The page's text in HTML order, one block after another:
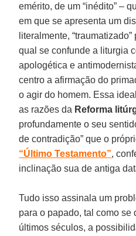
emérito, de um “inédito” –
em que se apresenta um
literalmente,
qual se confunde a liturgia
apologética e
centro a afirmação do
o agir do homem. Essa
as razões da Reforma
profundamente o seu
de contradição” que o
“Último Testamento”,
inclinação sua de antiga
Tudo isso assinala um
para o papado, tal como
últimos séculos, a